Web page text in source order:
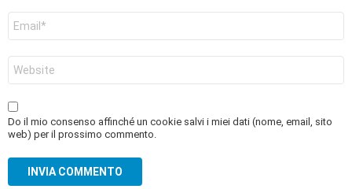
web
Do il mio consenso affinché un cookie salvi i miei dati (nome, email, sito
web) per il prossimo commento.